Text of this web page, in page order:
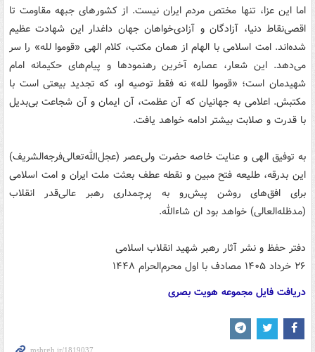
اما این عزا، تنها مختص مردم ایران نیست. از کشورهای جبهه مقاومت تا
اقصی‌نقاط دنیا، آزادگان و آزادی‌خواهان جهان داغدار این شهادت عظیم
شده‌اند. امت اسلامی با الهام از همان مکتب، کلام الهی «قوموا لله» را سر
می‌دهد. این شعار، عصاره آخرین رهنمودها و پیام‌های حکیمانه امام
شهیدمان است؛ «قوموا لله» نه فقط توصیه او، که تجدید بیعتی است با
مکتبش. اعلامی به جهانیان که آن عظمت، آن ایمان و آن شجاعت بی‌بدیل
با قدرت و صلابت بیشتر ادامه خواهد یافت.
به توفیق الهی و عنایت خاصه حضرت ولی‌عصر (عجل‌الله‌تعالی‌فرجه‌الشریف)
این بدرقه، طلیعه فتح مبین و نقطه عطف بعثت ملت ایران و امت اسلامی
برای افق‌های روشن پیش‌رو به پرچمداری رهبر عالی‌قدر انقلاب
(مدظله‌العالی) خواهد بود ان شاءالله.
دفتر حفظ و نشر آثار رهبر شهید انقلاب اسلامی
۲۶ خرداد ۱۴۰۵ مصادف با اول محرم‌الحرام ۱۴۴۸
دریافت فایل مجموعه هویت بصری